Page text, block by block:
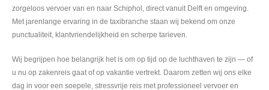
zorgeloos vervoer van en naar Schiphol, direct vanuit Delft en omgeving.
Met jarenlange ervaring in de taxibranche staan wij bekend om onze
punctualiteit, klantvriendelijkheid en scherpe tarieven.
Wij begrijpen hoe belangrijk het is om op tijd op de luchthaven te zijn — of
u nu op zakenreis gaat of op vakantie vertrekt. Daarom zetten wij ons elke
dag in voor een soepele, stressvrije reis met professioneel vervoer en